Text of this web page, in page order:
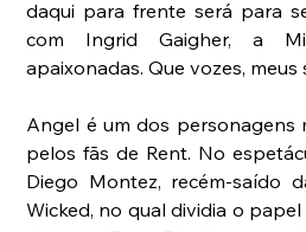
daqui para frente será para
com Ingrid Gaigher, a
apaixonadas. Que vozes, meus
Angel é um dos personagens
pelos fãs de Rent. No
Diego Montez, recém-saído
Wicked, no qual dividia o